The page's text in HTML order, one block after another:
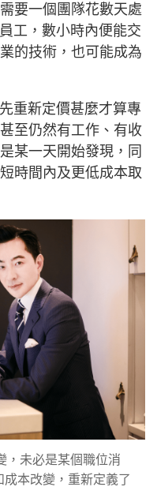
要一個團隊花數天處
工，數小時內便能交
的技術，也可能成為
重新定價甚麼才算專
至仍然有工作、有收
某一天開始發現，同
時間內及更低成本取
，未必是某個職位消
本改變，重新定義了